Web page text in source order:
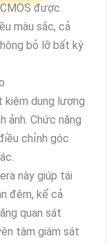
được
màu sắc, cả
bỏ lỡ bất kỳ
dung lượng
ảnh. Chức năng
chỉnh góc
này giúp tái
đêm, kể cả
quan sát
tâm giám sát